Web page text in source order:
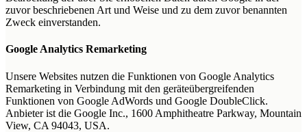
zuvor beschriebenen Art und Weise und zu dem zuvor benannten
Zweck einverstanden.
Google Analytics Remarketing
Unsere Websites nutzen die Funktionen von Google Analytics
Remarketing in Verbindung mit den geräteübergreifenden
Funktionen von Google AdWords und Google DoubleClick.
Anbieter ist die Google Inc., 1600 Amphitheatre Parkway, Mountain
View, CA 94043, USA.